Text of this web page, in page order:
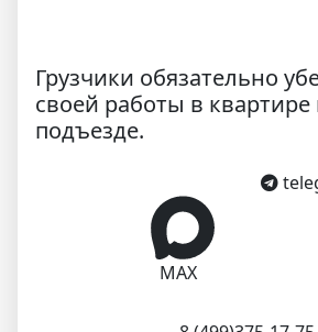
Грузчики обязательно
своей работы в квартире
подъезде.
MAX